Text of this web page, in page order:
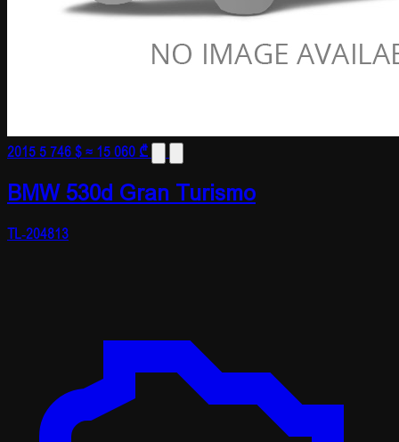
20155 746 $≈ 15 060 ₾
BMW 530d Gran Turismo
TL-204813